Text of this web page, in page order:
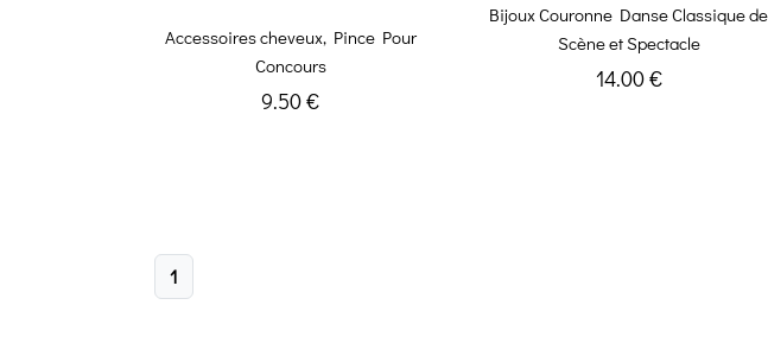
Accessoires cheveux, Pince Pour
Concours
9.50 €
Bijoux Couronne Danse Classique de
Scène et Spectacle
14.00 €
1